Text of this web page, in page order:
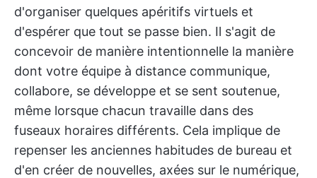
d'organiser quelques apéritifs virtuels et
d'espérer que tout se passe bien. Il s'agit de
concevoir de manière intentionnelle la manière
dont votre équipe à distance communique,
collabore, se développe et se sent soutenue,
même lorsque chacun travaille dans des
fuseaux horaires différents. Cela implique de
repenser les anciennes habitudes de bureau et
d'en créer de nouvelles, axées sur le numérique,